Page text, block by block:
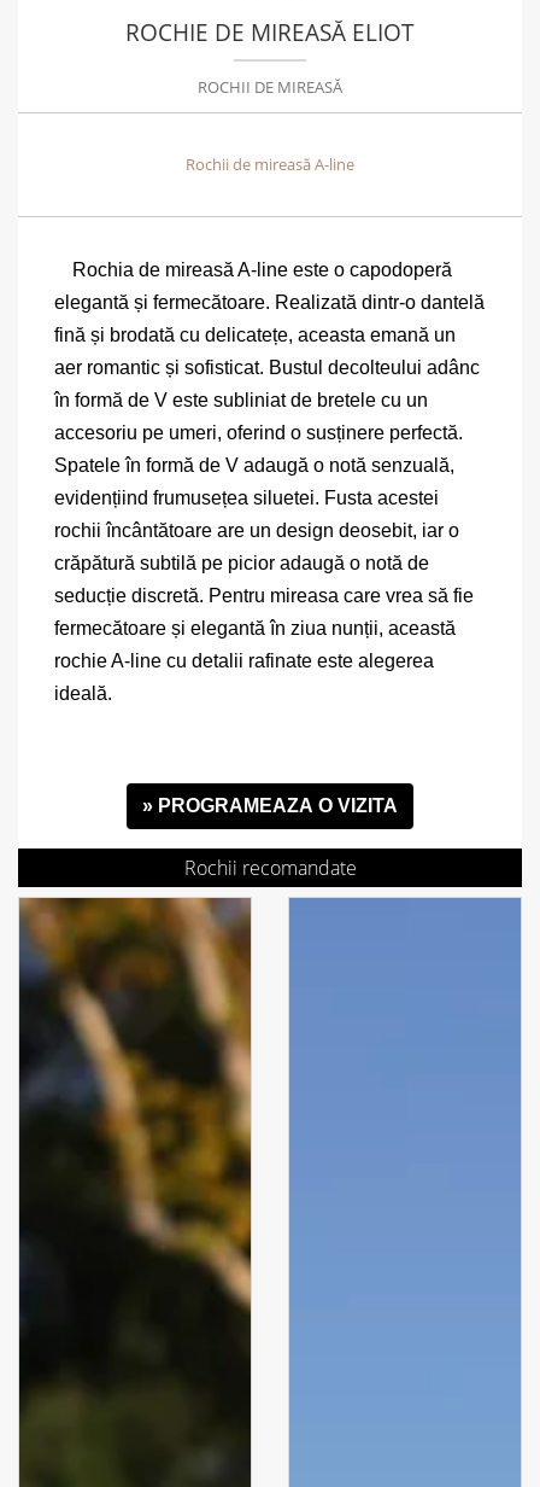
ROCHIE DE MIREASĂ ELIOT
ROCHII DE MIREASĂ
Rochii de mireasă A-line
Rochia de mireasă A-line este o capodoperă
elegantă și fermecătoare. Realizată dintr-o dantelă
fină și brodată cu delicatețe, aceasta emană un
aer romantic și sofisticat. Bustul decolteului adânc
în formă de V este subliniat de bretele cu un
accesoriu pe umeri, oferind o susținere perfectă.
Spatele în formă de V adaugă o notă senzuală,
evidențiind frumusețea siluetei. Fusta acestei
rochii încântătoare are un design deosebit, iar o
crăpătură subtilă pe picior adaugă o notă de
seducție discretă. Pentru mireasa care vrea să fie
fermecătoare și elegantă în ziua nunții, această
rochie A-line cu detalii rafinate este alegerea
ideală.
» PROGRAMEAZA O VIZITA
Rochii recomandate